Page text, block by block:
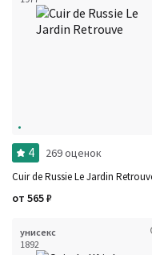
4 269 оценок
Cuir de Russie Le Jardin
от 565₽
унисекс
1892